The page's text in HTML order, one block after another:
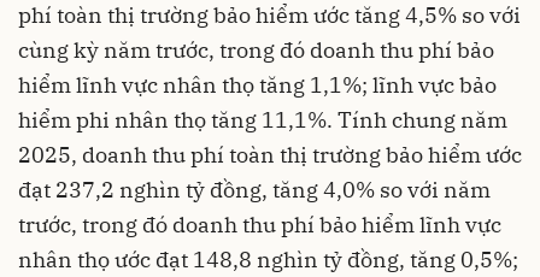
phí toàn thị trường bảo hiểm ước tăng 4,5% so với
cùng kỳ năm trước, trong đó doanh thu phí bảo
hiểm lĩnh vực nhân thọ tăng 1,1%; lĩnh vực bảo
hiểm phi nhân thọ tăng 11,1%. Tính chung năm
2025, doanh thu phí toàn thị trường bảo hiểm ước
đạt 237,2 nghìn tỷ đồng, tăng 4,0% so với năm
trước, trong đó doanh thu phí bảo hiểm lĩnh vực
nhân thọ ước đạt 148,8 nghìn tỷ đồng, tăng 0,5%;